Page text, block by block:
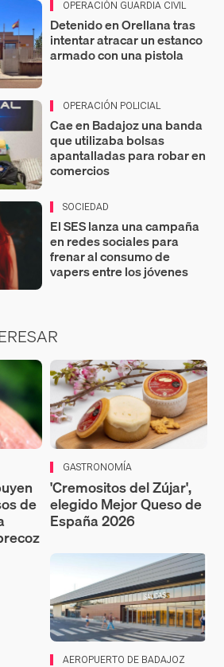
OPERACIÓN GUARDIA CIVIL
Detenido en Orellana tras
intentar atracar un estanco
armado con una pistola
OPERACIÓN POLICIAL
Cae en Badajoz una banda
que utilizaba bolsas
apantalladas para robar en
comercios
SOCIEDAD
El SES lanza una campaña
en redes sociales para
frenar al consumo de
vapers entre los jóvenes
de
GASTRONOMÍA
'Cremositos del Zújar',
elegido Mejor Queso de
España 2026
AEROPUERTO DE BADAJOZ